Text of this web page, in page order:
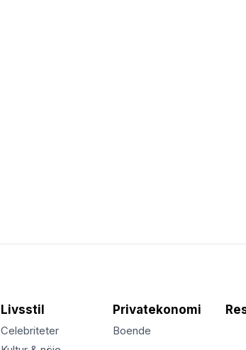
Livsstil
Celebriteter
Privatekonomi
Boende